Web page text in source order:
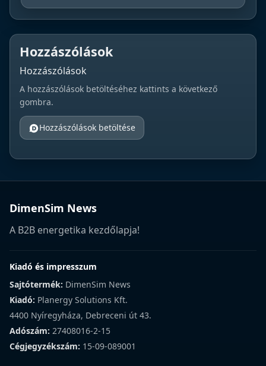
Hozzászólások
Hozzászólások
A hozzászólások betöltéséhez kattints a következő
gombra.
Hozzászólások betöltése
DimenSim News
A B2B energetika kezdőlapja!
Kiadó és impresszum
Sajtótermék: DimenSim News
Kiadó: Planergy Solutions Kft.
4400 Nyíregyháza, Debreceni út 43.
Adószám: 27408016-2-15
Cégjegyzékszám: 15-09-089001